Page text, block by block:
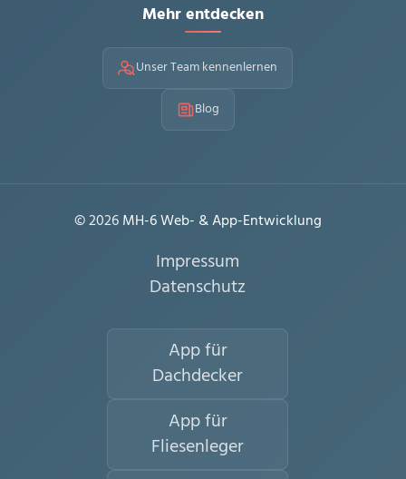
Mehr entdecken
Unser Team kennenlernen
Blog
© 2026MH-6 Web- & App-Entwicklung
Impressum
Datenschutz
App für
Dachdecker
App für
Fliesenleger